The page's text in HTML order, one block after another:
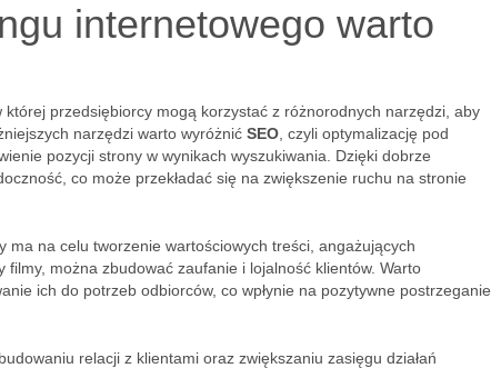
internetowego warto
przedsiębiorcy mogą korzystać z różnorodnych narzędzi, aby
narzędzi warto wyróżnić SEO , czyli optymalizację pod
pozycji strony w wynikach wyszukiwania. Dzięki dobrze
co może przekładać się na zwiększenie ruchu na stronie
ma na celu tworzenie wartościowych treści, angażujących
filmy, można zbudować zaufanie i lojalność klientów. Warto
ich do potrzeb odbiorców, co wpłynie na pozytywne postrzeganie
relacji z klientami oraz zwiększaniu zasięgu działań